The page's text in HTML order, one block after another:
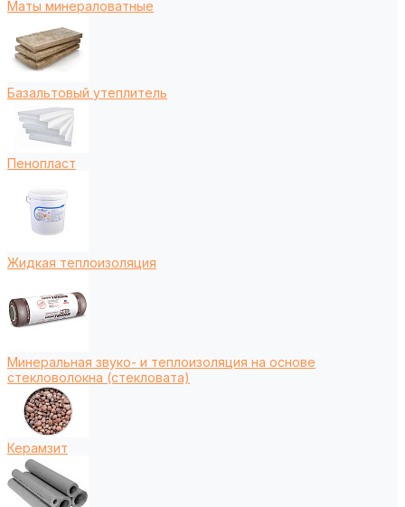
Маты минераловатные
Базальтовый утеплитель
Пенопласт
Жидкая теплоизоляция
Минеральная звуко- и теплоизоляция на основе
стекловолокна (стекловата)
Керамзит